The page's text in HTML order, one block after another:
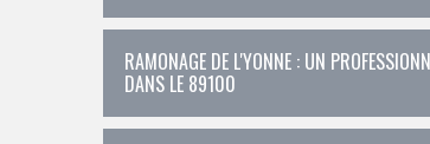
RAMONAGE DE L'YONNE : UN
DANS LE 89100